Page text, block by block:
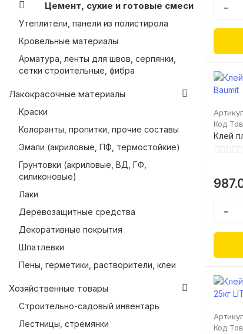
Цемент, сухие и готовые смеси
Утеплители, панели из полистирола
Кровельные материалы
Арматура, ленты для швов, серпянки,
сетки строительные, фибра
Лакокрасочные материалы
Краски
Колоранты, пропитки, прочие составы
Эмали (акриловые, ПФ, термостойкие)
Грунтовки (акриловые, ВД, ГФ,
силиконовые)
Лаки
Деревозащитные средства
Декоративные покрытия
Шпатлевки
Пены, герметики, растворители, клеи
Хозяйственные товары
Строительно-садовый инвентарь
Лестницы, стремянки
−
Код
Клей
−
Код